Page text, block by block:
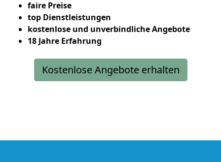
faire Preise
top Dienstleistungen
kostenlose und unverbindliche Angebote
18 Jahre Erfahrung
Kostenlose Angebote erhalten